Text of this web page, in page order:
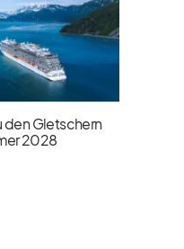
den Gletschern
2028